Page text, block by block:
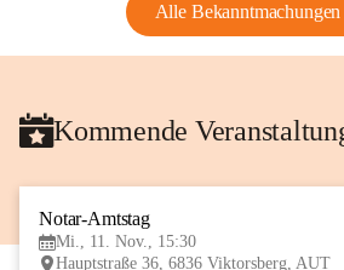
Alle Bekanntmachungen
Kommende
Notar-Amtstag
Mi., 11. Nov., 15:30
Hauptstraße 36, 6836 Viktorsberg, AUT